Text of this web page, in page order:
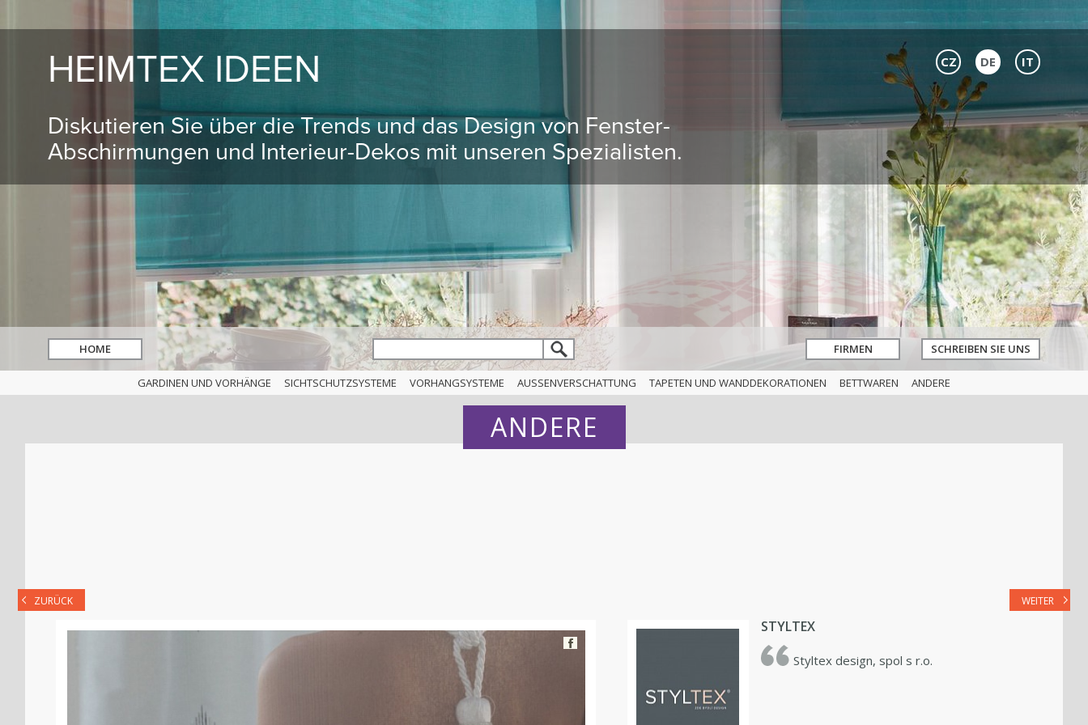
HEIMTEX IDEEN
Diskutieren Sie über die Trends und das Design von Fenster-
Abschirmungen und Interieur-Dekos mit unseren Spezialisten.
CZ DE IT
HOME hledat FIRMEN SCHREIBEN SIE UNS
GARDINEN UND VORHÄNGE SICHTSCHUTZSYSTEME VORHANGSYSTEME AUSSENVERSCHATTUNG TAPETEN UND WANDDEKORATIONEN BETTWAREN ANDERE
ANDERE
ZURÜCK WEITER
STYLTEX
Styltex design, spol s r.o.